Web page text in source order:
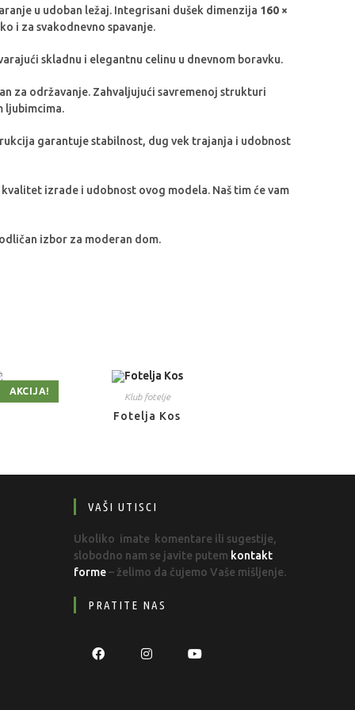
u udoban ležaj. Integrisani dušek dimenzija 160 ×
i za svakodnevno spavanje.
skladnu i elegantnu celinu u dnevnom boravku.
za održavanje. Zahvaljujući savremenoj strukturi
ljubimcima.
garantuje stabilnost, dug vek trajanja i udobnost
izrade i udobnost ovog modela. Naš tim će vam
izbor za moderan dom.
AKCIJA!
Klub fotelje
Fotelja Kos
VAŠI UTISCI
Ukoliko imate komentare ili sugestije,
slobodno nam se javite putem kontakt
forme– želimo da čujemo Vaše mišljenje.
PRATITE NAS